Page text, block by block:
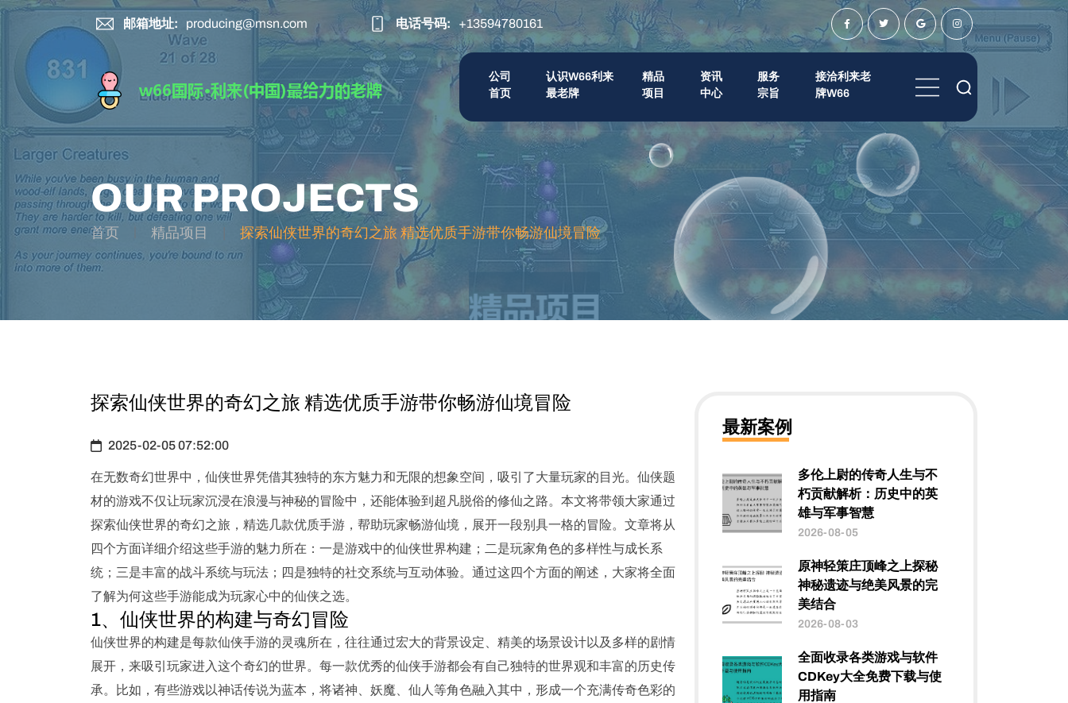
邮箱地址: producing@msn.com 电话号码: +13594780161
公司
首页
认识w66利来
最老牌
精品
项目
资讯
中心
服务
宗旨
接洽利来老
牌W66
OUR PROJECTS
首页 精品项目 探索仙侠世界的奇幻之旅 精选优质手游带你畅游仙境冒险
探索仙侠世界的奇幻之旅 精选优质手游带你畅游仙境冒险
2025-02-05 07:52:00
在无数奇幻世界中，仙侠世界凭借其独特的东方魅力和无限的想象空间，吸引了大量玩家的目光。仙侠题
材的游戏不仅让玩家沉浸在浪漫与神秘的冒险中，还能体验到超凡脱俗的修仙之路。本文将带领大家通过
探索仙侠世界的奇幻之旅，精选几款优质手游，帮助玩家畅游仙境，展开一段别具一格的冒险。文章将从
四个方面详细介绍这些手游的魅力所在：一是游戏中的仙侠世界构建；二是玩家角色的多样性与成长系
统；三是丰富的战斗系统与玩法；四是独特的社交系统与互动体验。通过这四个方面的阐述，大家将全面
了解为何这些手游能成为玩家心中的仙侠之选。
1、仙侠世界的构建与奇幻冒险
仙侠世界的构建是每款仙侠手游的灵魂所在，往往通过宏大的背景设定、精美的场景设计以及多样的剧情
展开，来吸引玩家进入这个奇幻的世界。每一款优秀的仙侠手游都会有自己独特的世界观和丰富的历史传
承。比如，有些游戏以神话传说为蓝本，将诸神、妖魔、仙人等角色融入其中，形成一个充满传奇色彩的
最新案例
多伦上尉的传奇人生与不
朽贡献解析：历史中的英
雄与军事智慧
2026-08-05
原神轻策庄顶峰之上探秘
神秘遗迹与绝美风景的完
美结合
2026-08-03
全面收录各类游戏与软件
CDKey大全免费下载与使
用指南